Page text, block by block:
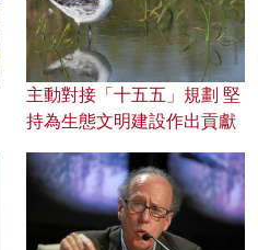
主動對接「十五五」規劃 堅
持為生態文明建設作出貢獻